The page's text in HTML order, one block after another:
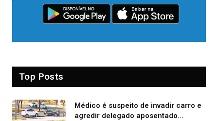
Top Posts
Médico é suspeito de invadir carro e
agredir delegado aposentado